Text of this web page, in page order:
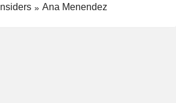
Insiders Ana Menendez